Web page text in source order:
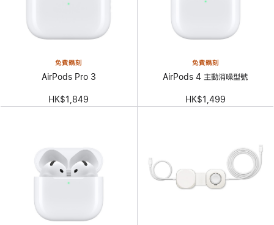
免費鐫刻
AirPods Pro 3
HK$1,849
免費鐫刻
AirPods 4 主動消噪型號
HK$1,499